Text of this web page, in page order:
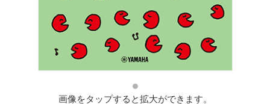
画像をタップすると拡大ができます。